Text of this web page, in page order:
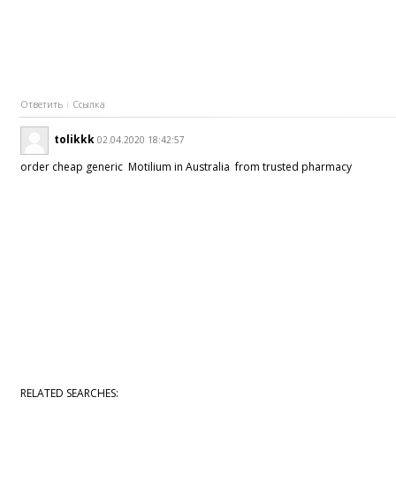
Ответить Ссылка
tolikkk 02.04.2020 18:42:57
order cheap generic Motilium in Australia from trusted pharmacy
RELATED SEARCHES: